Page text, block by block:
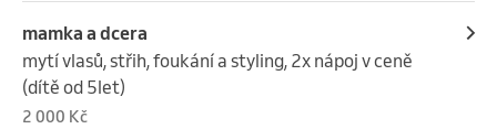
mamka a dcera
mytí vlasů, střih, foukání a styling, 2x nápoj v ceně
(dítě od 5let)
2 000 Kč